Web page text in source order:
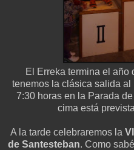
El Erreka termina el año
tenemos la clásica salida al
7:30 horas en la Parada
cima está
A la tarde celebraremos la
de Santesteban. Como